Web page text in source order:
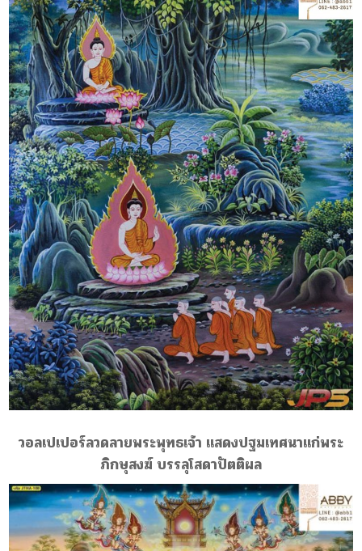
วอลเปเปอร์ลวดลายพระพุทธเจ้า แสดงปฐมเทศนาแก่พระ
ภิกษุสงฆ์บรรลุโสดาปัตติผล